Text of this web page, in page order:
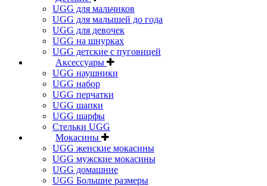
UGG для мальчиков
UGG для малышей до года
UGG для девочек
UGG на шнурках
UGG детские с пуговицей
Аксессуары
UGG наушники
UGG набор
UGG перчатки
UGG шапки
UGG шарфы
Стельки UGG
Мокасины
UGG женские мокасины
UGG мужские мокасины
UGG домашние
UGG Большие размеры